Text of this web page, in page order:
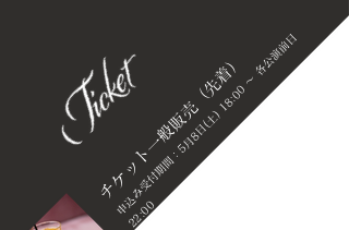
チケット一般販売（先着）
申
込
み
受
付
期
間
：
5
月
8
日
(
土
)
1
8
:
0
0
～
各
公
演
前
日
2
2
:
0
0